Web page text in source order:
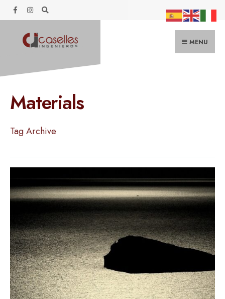
Skip
to
content
MENU
Materials
Tag Archive
Search
for: